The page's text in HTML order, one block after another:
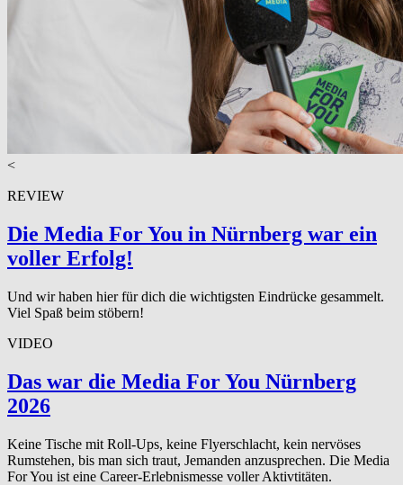
<
REVIEW
Die Media For You in Nürnberg war ein
voller Erfolg!
Und wir haben hier für dich die wichtigsten Eindrücke gesammelt.
Viel Spaß beim stöbern!
VIDEO
Das war die Media For You Nürnberg
2026
Keine Tische mit Roll-Ups, keine Flyerschlacht, kein nervöses
Rumstehen, bis man sich traut, Jemanden anzusprechen. Die Media
For You ist eine Career-Erlebnismesse voller Aktivtitäten.